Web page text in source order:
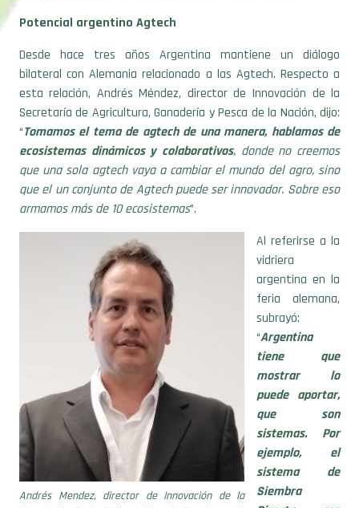
Potencial argentino Agtech
Desde hace tres años Argentina mantiene un diálogo
bilateral con Alemania relacionado a las Agtech. Respecto a
esta relación, Andrés Méndez, director de Innovación de la
Secretaría de Agricultura, Ganadería y Pesca de la Nación, dijo:
“Tomamos el tema de agtech de una manera, hablamos de
ecosistemas dinámicos y colaborativos, donde no creemos
que una sola agtech vaya a cambiar el mundo del agro, sino
que el un conjunto de Agtech puede ser innovador. Sobre eso
armamos más de 10 ecosistemas”.
Andrés Mendez, director de Innovación de la
Al referirse a la
vidriera
argentina en la
feria alemana,
subrayó:
“Argentina
tiene que
mostrar lo
puede aportar,
que son
sistemas. Por
ejemplo, el
sistema de
Siembra